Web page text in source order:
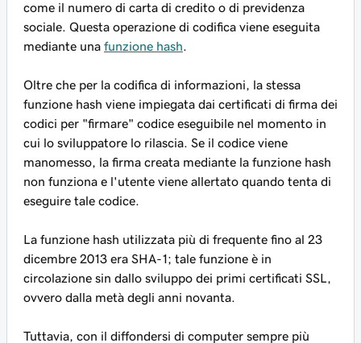
come il numero di carta di credito o di previdenza
sociale. Questa operazione di codifica viene eseguita
mediante una funzione hash
Oltre che per la codifica di informazioni, la stessa
funzione hash viene impiegata dai certificati di firma dei
codici per "firmare" codice eseguibile nel momento in
cui lo sviluppatore lo rilascia. Se il codice viene
manomesso, la firma creata mediante la funzione hash
non funziona e l'utente viene allertato quando tenta di
eseguire tale codice.
La funzione hash utilizzata più di frequente fino al 23
dicembre 2013 era SHA-1; tale funzione è in
circolazione sin dallo sviluppo dei primi certificati SSL,
ovvero dalla metà degli anni novanta.
Tuttavia, con il diffondersi di computer sempre più